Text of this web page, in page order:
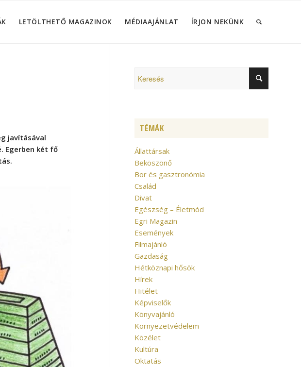
LETÖLTHETŐ MAGAZINOK MÉDIAAJÁNLAT ÍRJON NEKÜNK
javításával
Egerben két fő
TÉMÁK
Állattársak
Beköszönő
Bor és gasztronómia
Család
Divat
Egészség – Életmód
Egri Magazin
Események
Filmajánló
Gazdaság
Hétköznapi hősök
Hírek
Hitélet
Képviselők
Könyvajánló
Környezetvédelem
Közélet
Kultúra
Oktatás